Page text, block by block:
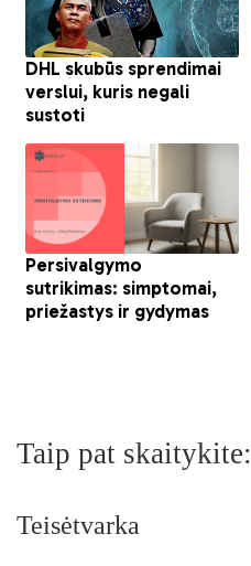
Taip pat skaitykite:
Teisėtvarka